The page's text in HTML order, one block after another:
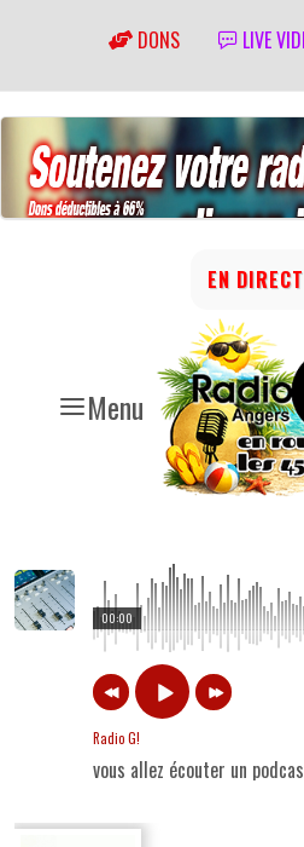
DONS LIVE
Menu
EN DIRECT
00:00
Radio G!
vous allez écouter un